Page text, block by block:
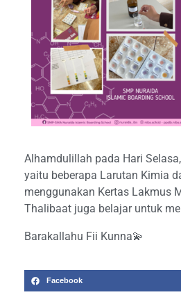
Alhamdulillah pada Hari
yaitu beberapa Larutan Kimia
menggunakan Kertas Lakmus
Thalibaat juga belajar untuk
Barakallahu Fii Kunna💫
Facebook